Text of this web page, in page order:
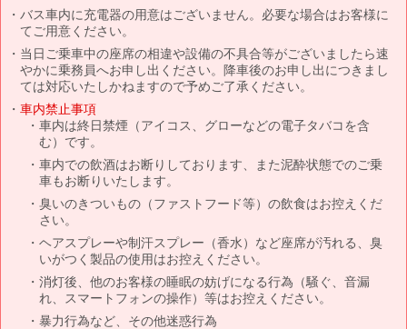
バス車内に充電器の用意はございません。必要な場合はお客様に
てご用意ください。
当日ご乗車中の座席の相違や設備の不具合等がございましたら速
やかに乗務員へお申し出ください。降車後のお申し出につきまし
ては対応いたしかねますので予めご了承ください。
車内禁止事項
車内は終日禁煙（アイコス、グローなどの電子タバコを含
む）です。
車内での飲酒はお断りしております、また泥酔状態でのご乗
車もお断りいたします。
臭いのきついもの（ファストフード等）の飲食はお控えくだ
さい。
ヘアスプレーや制汗スプレー（香水）など座席が汚れる、臭
いがつく製品の使用はお控えください。
消灯後、他のお客様の睡眠の妨げになる行為（騒ぐ、音漏
れ、スマートフォンの操作）等はお控えください。
暴力行為など、その他迷惑行為